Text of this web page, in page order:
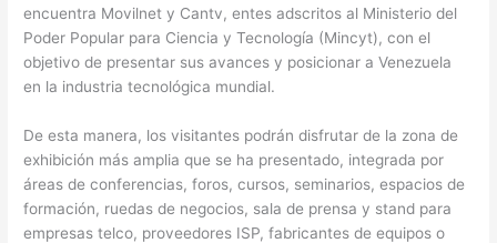
encuentra Movilnet y Cantv, entes adscritos al Ministerio del
Poder Popular para Ciencia y Tecnología (Mincyt), con el
objetivo de presentar sus avances y posicionar a Venezuela
en la industria tecnológica mundial.
De esta manera, los visitantes podrán disfrutar de la zona de
exhibición más amplia que se ha presentado, integrada por
áreas de conferencias, foros, cursos, seminarios, espacios de
formación, ruedas de negocios, sala de prensa y stand para
empresas telco, proveedores ISP, fabricantes de equipos o